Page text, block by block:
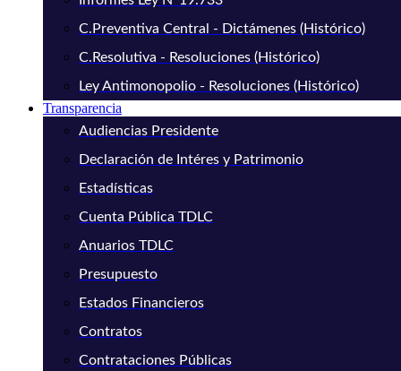
C.Preventiva Central - Dictámenes (Histórico)
C.Resolutiva - Resoluciones (Histórico)
Ley Antimonopolio - Resoluciones (Histórico)
Transparencia
Audiencias Presidente
Declaración de Intéres y Patrimonio
Estadísticas
Cuenta Pública TDLC
Anuarios TDLC
Presupuesto
Estados Financieros
Contratos
Contrataciones Públicas